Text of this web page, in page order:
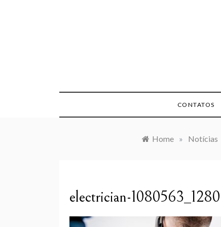
CONTATOS
Home » Notícias
electrician-1080563_1280